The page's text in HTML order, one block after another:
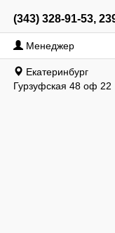
(343) 328-91-53,
Менеджер
Екатеринбург
Гурзуфская 48 оф 22